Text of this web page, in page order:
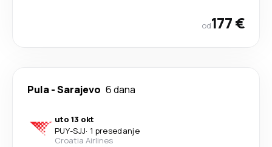
od177 €
Pula-Sarajevo 6 dana
uto 13 okt
PUY-SJJ· 1 presedanje
Croatia Airlines